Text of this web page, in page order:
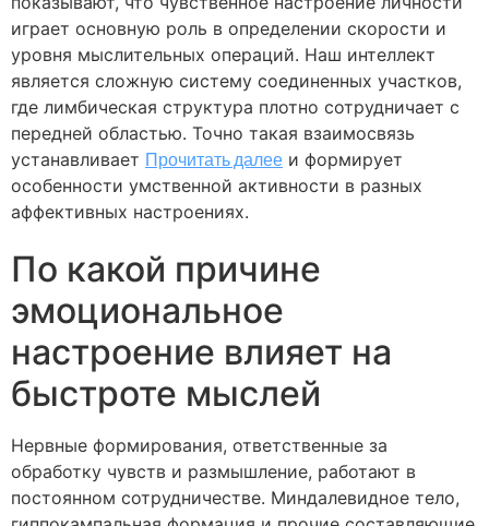
играет основную роль в определении скорости и
уровня мыслительных операций. Наш интеллект
является сложную систему соединенных участков,
где лимбическая структура плотно сотрудничает с
передней областью. Точно такая взаимосвязь
устанавливает Прочитать далее и формирует
особенности умственной активности в разных
аффективных настроениях.
По какой причине
эмоциональное
настроение влияет на
быстроте мыслей
Нервные формирования, ответственные за
обработку чувств и размышление, работают в
постоянном сотрудничестве. Миндалевидное тело,